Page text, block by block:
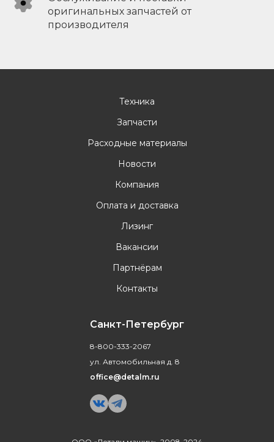
оригинальных запчастей от
производителя
Техника
Запчасти
Расходные материалы
Новости
Компания
Оплата и доставка
Лизинг
Вакансии
Партнёрам
Контакты
Санкт-Петербург
8-800-333-2067
ул. Автомобильная д. 8
office@detalm.ru